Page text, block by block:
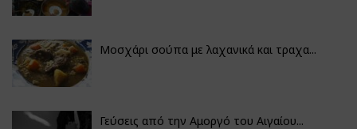
Μοσχάρι σούπα με λαχανικά και τραχα...
Γεύσεις από την Αμοργό του Αιγαίου...